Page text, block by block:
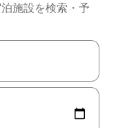
施設を検索・予
ーを使って移動するか